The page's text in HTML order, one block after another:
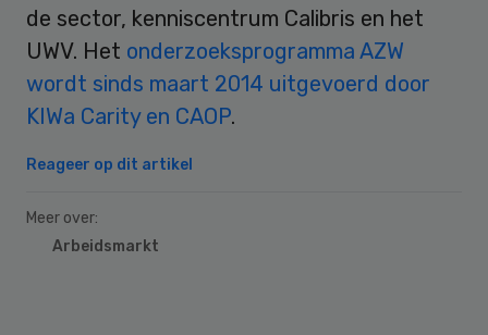
de sector, kenniscentrum Calibris en het
UWV. Het onderzoeksprogramma AZW
wordt sinds maart 2014 uitgevoerd door
KIWa Carity en CAOP.
Reageer op dit artikel
Meer over:
Arbeidsmarkt